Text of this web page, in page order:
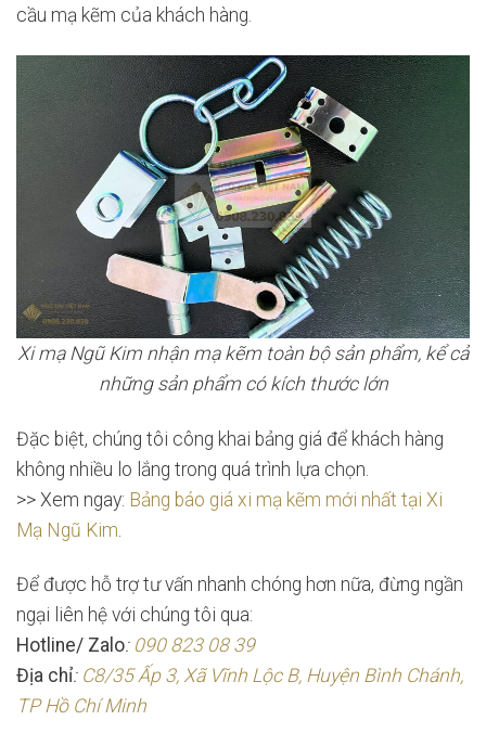
cầu mạ kẽm của khách hàng.
Xi mạ Ngũ Kim nhận mạ kẽm toàn bộ sản phẩm, kể cả
những sản phẩm có kích thước lớn
Đặc biệt, chúng tôi công khai bảng giá để khách hàng
không nhiều lo lắng trong quá trình lựa chọn.
>> Xem ngay: Bảng báo giá xi mạ kẽm mới nhất tại Xi
Mạ Ngũ Kim
Để được hỗ trợ tư vấn nhanh chóng hơn nữa, đừng ngần
ngại liên hệ với chúng tôi qua:
Hotline/ Zalo: 090 823 08 39
Địa chỉ: C8/35 Ấp 3, Xã Vĩnh Lộc B, Huyện Bình Chánh,
TP Hồ Chí Minh